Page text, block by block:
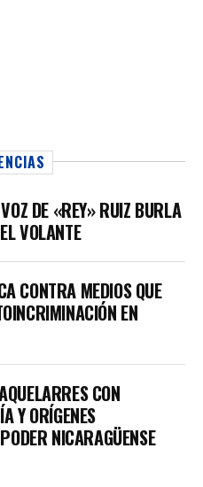
DE «REY» RUIZ BURLA
VOLANTE
CONTRA MEDIOS QUE
EN
CON
Y ORÍGENES
NICARAGÜENSE